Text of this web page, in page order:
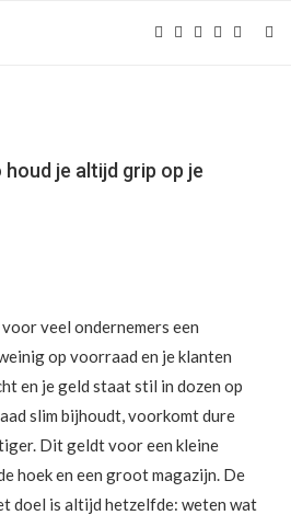
je altijd grip op je
veel ondernemers een
op voorraad en je klanten
en je geld staat stil in dozen op
slim bijhoudt, voorkomt dure
Dit geldt voor een kleine
hoek en een groot magazijn. De
doel is altijd hetzelfde: weten wat